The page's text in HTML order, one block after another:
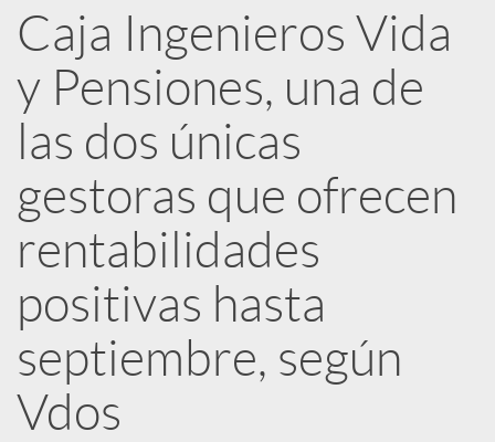
e
d
e
s
S
o
Caja Ingenieros Vida
y Pensiones, una de
las dos únicas
gestoras que ofrecen
rentabilidades
positivas hasta
septiembre, según
Vdos